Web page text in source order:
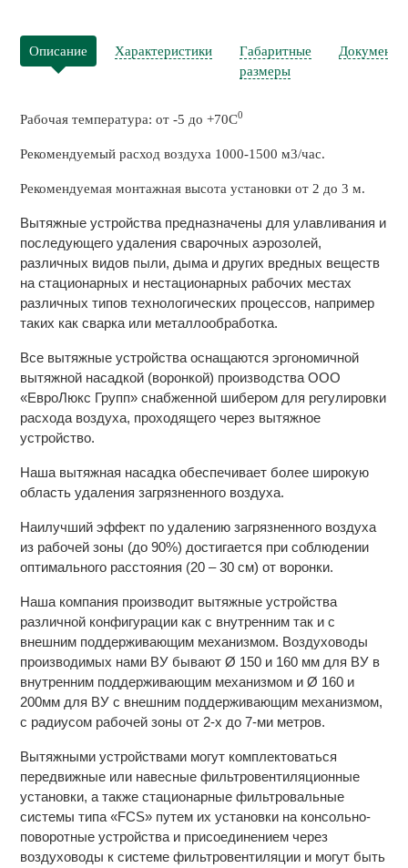
Описание Характеристики
Габаритные
размеры
Рабочая температура: от -5 до +70С0
Рекомендуемый расход воздуха 1000-1500 м3/час.
Рекомендуемая монтажная высота установки от 2 до 3 м.
Вытяжные устройства предназначены для улавливания и
последующего удаления сварочных аэрозолей,
различных видов пыли, дыма и других вредных веществ
на стационарных и нестационарных рабочих местах
различных типов технологических процессов, например
таких как сварка или металлообработка.
Все вытяжные устройства оснащаются эргономичной
вытяжной насадкой (воронкой) производства ООО
«ЕвроЛюкс Групп» снабженной шибером для регулировки
расхода воздуха, проходящего через вытяжное
устройство.
Наша вытяжная насадка обеспечивает более широкую
область удаления загрязненного воздуха.
Наилучший эффект по удалению загрязненного воздуха
из рабочей зоны (до 90%) достигается при соблюдении
оптимального расстояния (20 – 30 см) от воронки.
Наша компания производит вытяжные устройства
различной конфигурации как с внутренним так и с
внешним поддерживающим механизмом. Воздуховоды
производимых нами ВУ бывают Ø 150 и 160 мм для ВУ в
внутренним поддерживающим механизмом и Ø 160 и
200мм для ВУ с внешним поддерживающим механизмом,
с радиусом рабочей зоны от 2-х до 7-ми метров.
Вытяжными устройствами могут комплектоваться
передвижные или навесные фильтровентиляционные
установки, а также стационарные фильтровальные
системы типа «FCS» путем их установки на консольно-
поворотные устройства и присоединением через
воздуховоды к системе фильтровентиляции и могут быть